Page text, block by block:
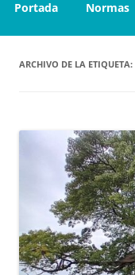
Portada Normas
ARCHIVO DE LA ETIQUETA: